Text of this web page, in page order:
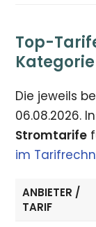
Top-
Kategorie
Die jeweils
06.08.2026.
Stromtarife
im
ANBIETER /
TARIF